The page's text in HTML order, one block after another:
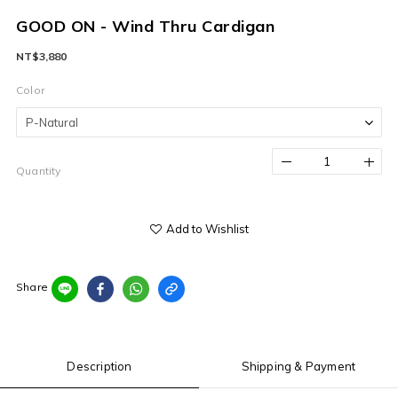
GOOD ON - Wind Thru Cardigan
NT$3,880
Color
Quantity
Add to Wishlist
Share
Description Shipping & Payment